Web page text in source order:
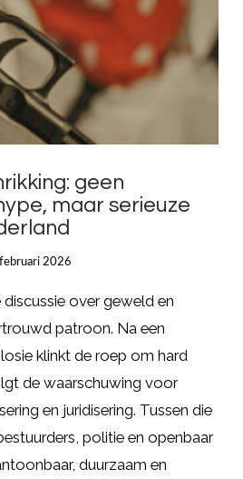
geen
maar serieuze
2026
over geweld en
patroon. Na een
klinkt de roep om hard
de waarschuwing voor
en juridisering. Tussen die
politie en openbaar
duurzaam en